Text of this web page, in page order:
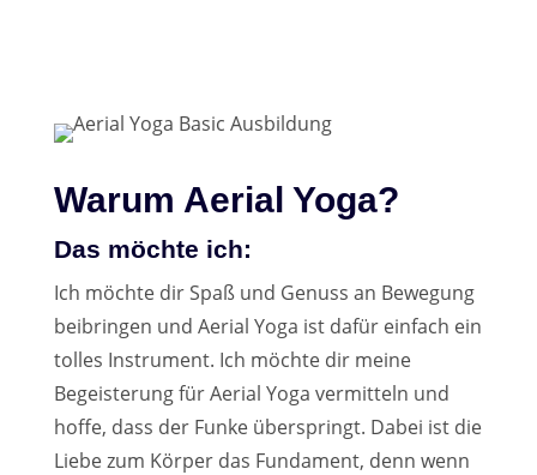
Warum Aerial Yoga?
Das möchte ich:
Ich möchte dir Spaß und Genuss an Bewegung
beibringen und Aerial Yoga ist dafür einfach ein
tolles Instrument. Ich möchte dir meine
Begeisterung für Aerial Yoga vermitteln und
hoffe, dass der Funke überspringt. Dabei ist die
Liebe zum Körper das Fundament, denn wenn